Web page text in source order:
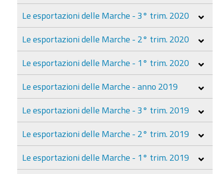
Le esportazioni delle Marche - 3° trim. 2020
Le esportazioni delle Marche - 2° trim. 2020
Le esportazioni delle Marche - 1° trim. 2020
Le esportazioni delle Marche - anno 2019
Le esportazioni delle Marche - 3° trim. 2019
Le esportazioni delle Marche - 2° trim. 2019
Le esportazioni delle Marche - 1° trim. 2019